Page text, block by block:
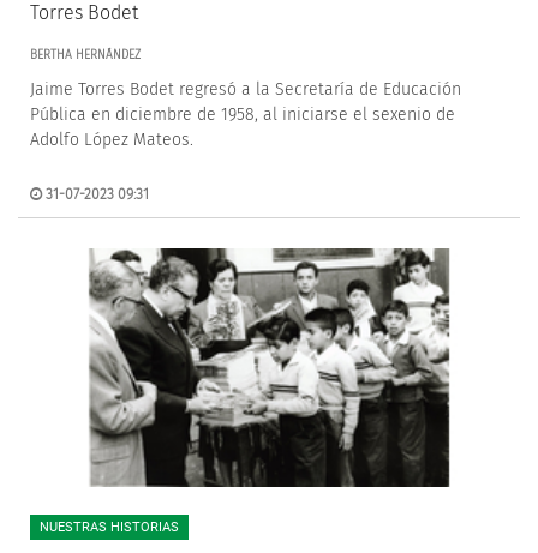
Torres Bodet
BERTHA HERNÁNDEZ
Jaime Torres Bodet regresó a la Secretaría de Educación
Pública en diciembre de 1958, al iniciarse el sexenio de
Adolfo López Mateos.
31-07-2023 09:31
NUESTRAS HISTORIAS